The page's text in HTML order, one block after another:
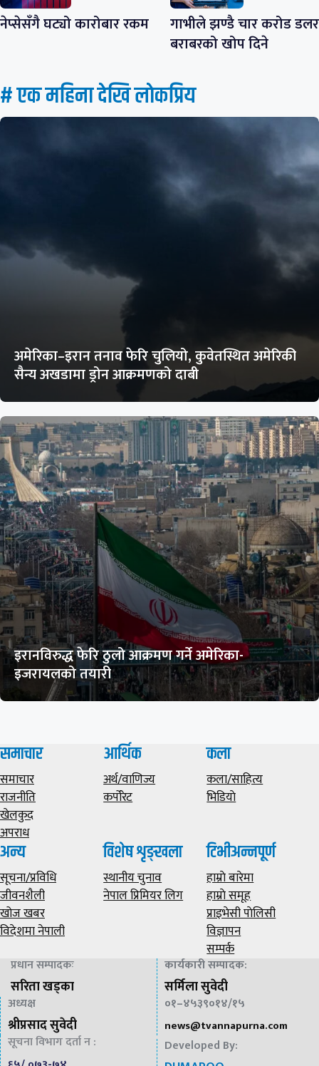
नेप्सेसँगै घट्यो कारोबार रकम
गाभीले झण्डै चार करोड डलर
बराबरको खोप दिने
# एक महिना देखि लाेकप्रिय
अमेरिका–इरान तनाव फेरि चुलियो, कुवेतस्थित अमेरिकी
सैन्य अखडामा ड्रोन आक्रमणको दाबी
इरानविरुद्ध फेरि ठुलो आक्रमण गर्ने अमेरिका-
इजरायलको तयारी
समाचार
समाचार
राजनीति
खेलकुद
अपराध
आर्थिक
अर्थ/वाणिज्य
कर्पोरेट
कला
कला/साहित्य
भिडियाे
अन्य
सूचना/प्रविधि
जीवनशैली
खोज खबर
विदेशमा नेपाली
विशेष शृङ्खला
स्थानीय चुनाव
नेपाल प्रिमियर लिग
टिभीअन्नपूर्ण
हाम्राे बारेमा
हाम्राे समूह
प्राइभेसी पाेलिसी
विज्ञापन
सम्पर्क
प्रधान सम्पादकः
सरिता खड्का
कार्यकारी सम्पादक:
सर्मिला सुवेदी
अध्यक्ष
श्रीप्रसाद सुवेदी
०१–४५३९०१४/१५
news@tvannapurna.com
सूचना विभाग दर्ता न :
Developed By: